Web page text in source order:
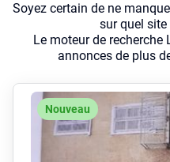
Soyez certain de ne
sur quel site
Le moteur de recherche
annonces de plus
Nouveau